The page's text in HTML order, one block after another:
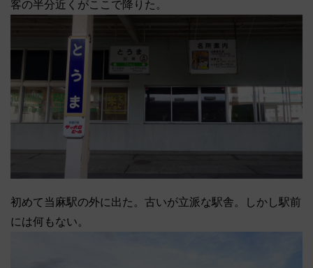
客の半分近くがここで降りた。
初めて当麻駅の外に出た。古いが立派な駅舎。しかし駅前
には何もない。